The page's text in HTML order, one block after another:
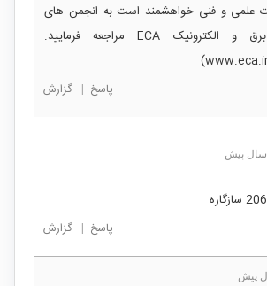
علمی و فنی خواهشمند است به انجمن های
تخصصی برق و الکترونیک ECA مراجعه فرمایید.
پاسخ | گزارش
پاسخ | گزارش